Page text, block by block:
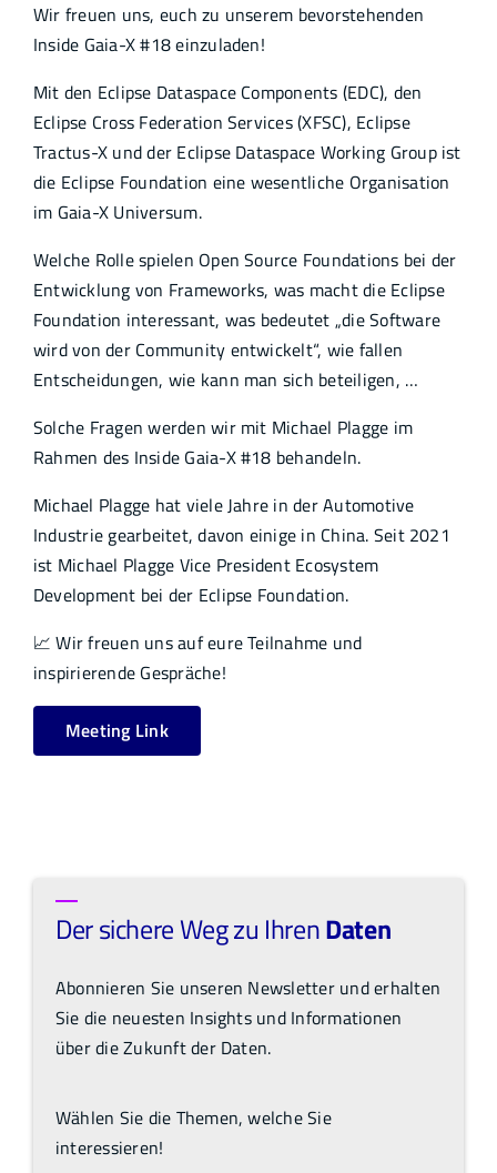
Wir freuen uns, euch zu unserem bevorstehenden
Inside Gaia-X #18 einzuladen!
Mit den Eclipse Dataspace Components (EDC), den
Eclipse Cross Federation Services (XFSC), Eclipse
Tractus-X und der Eclipse Dataspace Working Group ist
die Eclipse Foundation eine wesentliche Organisation
im Gaia-X Universum.
Welche Rolle spielen Open Source Foundations bei der
Entwicklung von Frameworks, was macht die Eclipse
Foundation interessant, was bedeutet „die Software
wird von der Community entwickelt“, wie fallen
Entscheidungen, wie kann man sich beteiligen, …
Solche Fragen werden wir mit Michael Plagge im
Rahmen des Inside Gaia-X #18 behandeln.
Michael Plagge hat viele Jahre in der Automotive
Industrie gearbeitet, davon einige in China. Seit 2021
ist Michael Plagge Vice President Ecosystem
Development bei der Eclipse Foundation.
📈 Wir freuen uns auf eure Teilnahme und
inspirierende Gespräche!
Meeting Link
Der sichere Weg zu IhrenDaten
Abonnieren Sie unseren Newsletter und erhalten
Sie die neuesten Insights und Informationen
über die Zukunft der Daten.
Wählen Sie die Themen, welche Sie
interessieren!